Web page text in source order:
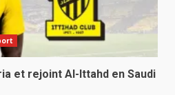
et rejoint Al-Ittahd en Saudi